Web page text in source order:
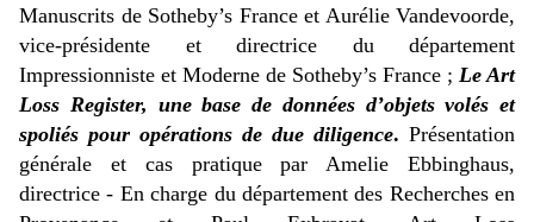
Manuscrits de Sotheby’s France et Aurélie Vandevoorde,
vice-présidente et directrice du département
Impressionniste et Moderne de Sotheby’s France ; Le Art
Loss Register, une base de données d’objets volés et
spoliés pour opérations de due diligence. Présentation
générale et cas pratique par Amelie Ebbinghaus,
directrice - En charge du département des Recherches en